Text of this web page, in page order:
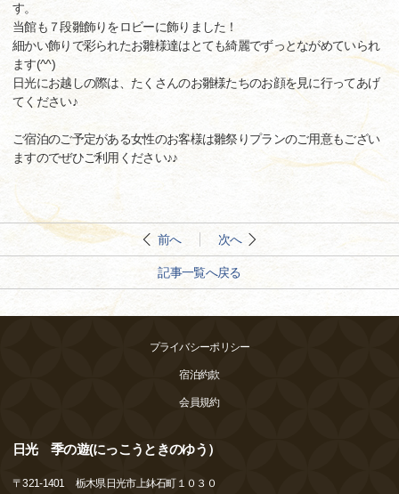
す。
当館も７段雛飾りをロビーに飾りました！
細かい飾りで彩られたお雛様達はとても綺麗でずっとながめていられ
ます(^^)
日光にお越しの際は、たくさんのお雛様たちのお顔を見に行ってあげ
てください♪
ご宿泊のご予定がある女性のお客様は雛祭りプランのご用意もござい
ますのでぜひご利用ください♪♪
前へ 次へ
記事一覧へ戻る
プライバシーポリシー
宿泊約款
会員規約
日光 季の遊(にっこうときのゆう）
〒321-1401 栃木県日光市上鉢石町１０３０